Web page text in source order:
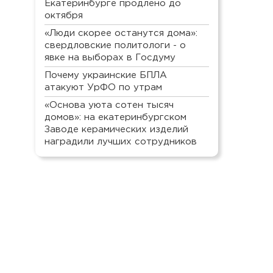
Екатеринбурге продлено до
октября
«Люди скорее останутся дома»:
свердловские политологи - о
явке на выборах в Госдуму
Почему украинские БПЛА
атакуют УрФО по утрам
«Основа уюта сотен тысяч
домов»: на екатеринбургском
Заводе керамических изделий
наградили лучших сотрудников